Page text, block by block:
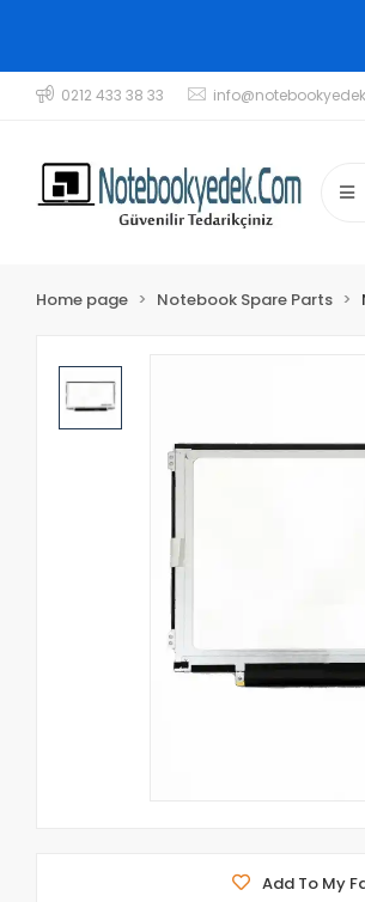
0212 433 38 33
Home page Notebook Spare Parts
Add To My